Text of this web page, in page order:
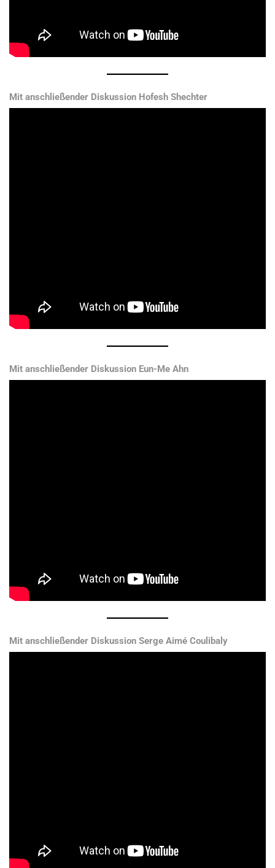
Mit anschließender Diskussion Hofesh Shechter
Mit anschließender Diskussion Eun-Me Ahn
Mit anschließender Diskussion Serge Aimé Coulibaly